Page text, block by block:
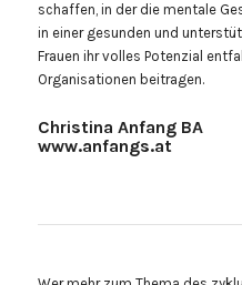
schaffen, in der die mentale
in einer gesunden und
Frauen ihr volles Potenzial
Organisationen beitragen.
Christina Anfang BA
www.anfangs.at